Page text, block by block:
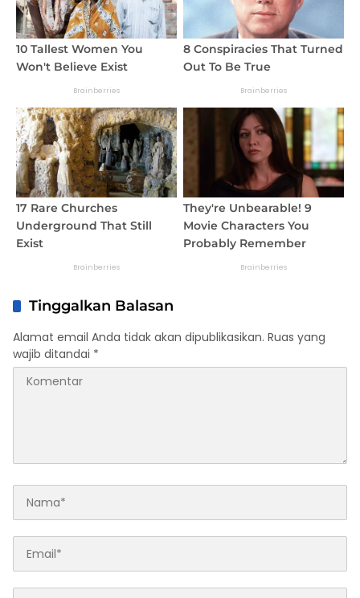
Tinggalkan Balasan
Alamat email Anda tidak akan dipublikasikan. Ruas yang
wajib ditandai *